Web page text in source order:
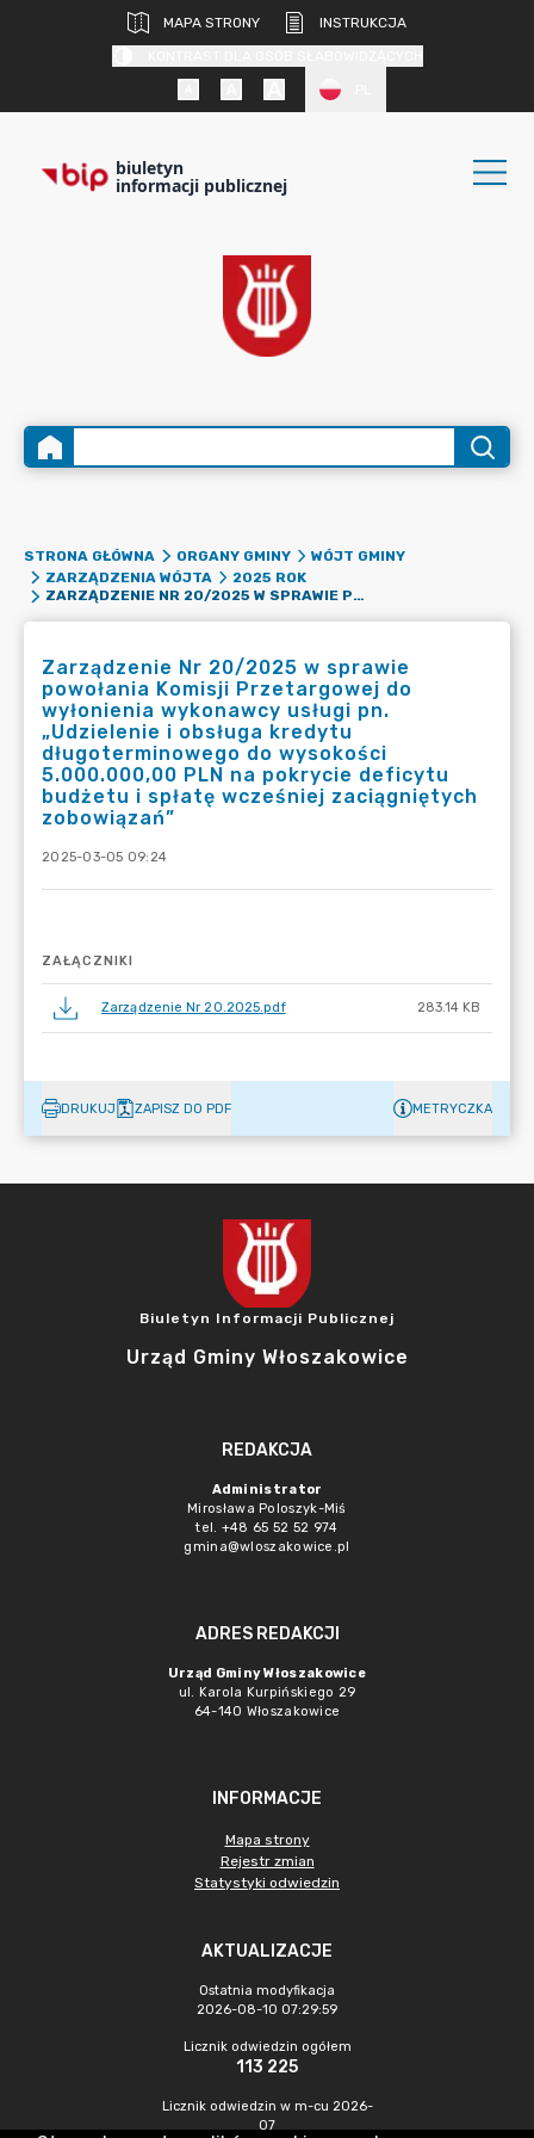
MAPA STRONY
INSTRUKCJA
biuletyn
informacji publicznej
STRONA GŁÓWNA ORGANY GMINY
WÓJT GMINY
ZARZĄDZENIA WÓJTA
2025 ROK
ZARZĄDZENIE NR 20/2025 W SPRAWIE POWOŁANIA KOMISJI PRZETARGOWEJ DO WYŁONIENIA WYKONAWCY USŁUGI PN. „UDZIELENIE I OBSŁUGA KREDYTU DŁUGOTERMINOWEGO DO WYSOKOŚCI 5.000.000,00 PLN NA POKRYCIE DEFICYTU BUDŻETU I SPŁATĘ WCZEŚNIEJ ZACIĄGNIĘTYCH ZOBOWIĄZAŃ”
Zarządzenie Nr 20/2025 w sprawie
powołania Komisji Przetargowej do
wyłonienia wykonawcy usługi pn.
„Udzielenie i obsługa kredytu
długoterminowego do wysokości
5.000.000,00 PLN na pokrycie deficytu
budżetu i spłatę wcześniej zaciągniętych
zobowiązań”
2025-03-05 09:24
ZAŁĄCZNIKI
Zarządzenie Nr 20.2025.pdf 283.14 KB
DRUKUJ ZAPISZ DO PDF METRYCZKA
Biuletyn Informacji Publicznej
Urząd Gminy Włoszakowice
REDAKCJA
Administrator
Mirosława Poloszyk-Miś
tel. +48 65 52 52 974
gmina@wloszakowice.pl
ADRES REDAKCJI
Urząd Gminy Włoszakowice
ul. Karola Kurpińskiego 29
64-140 Włoszakowice
INFORMACJE
Mapa strony
Rejestr zmian
Statystyki odwiedzin
AKTUALIZACJE
Ostatnia modyfikacja
2026-08-10 07:29:59
Licznik odwiedzin ogółem
113 225
Licznik odwiedzin w m-cu 2026-
07